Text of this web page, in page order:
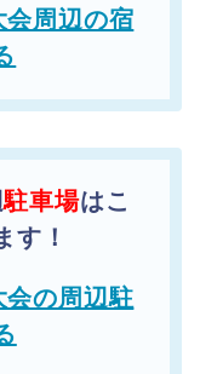
会周辺の宿
駐車場はこ
す！
会の周辺駐